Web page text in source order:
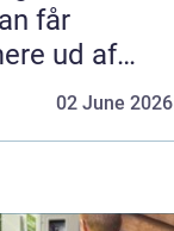
får
ud af
02 June 2026